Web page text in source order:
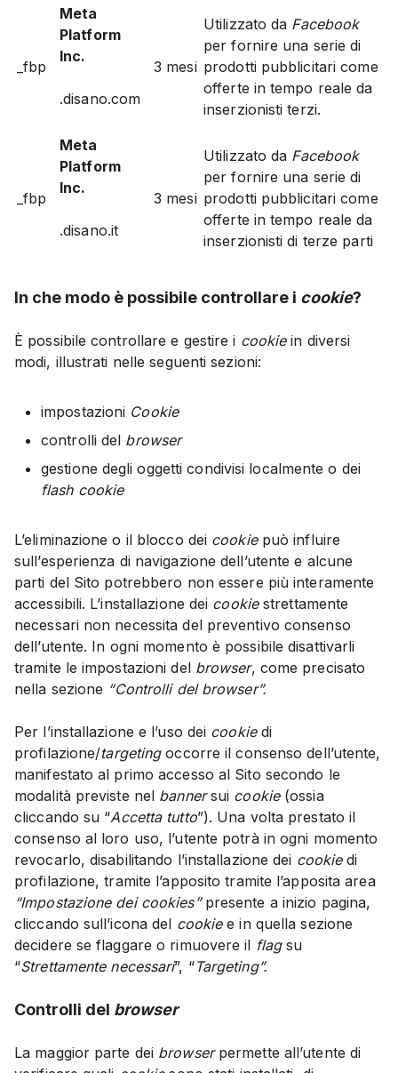
_fbp
Meta
Platform
Inc.
.disano.com
3 mesi
Utilizzato da Facebook
per fornire una serie di
prodotti pubblicitari come
offerte in tempo reale da
inserzionisti terzi.
_fbp
Meta
Platform
Inc.
.disano.it
3 mesi
Utilizzato da Facebook
per fornire una serie di
prodotti pubblicitari come
offerte in tempo reale da
inserzionisti di terze parti
In che modo è possibile controllare i cookie?
È possibile controllare e gestire i cookiein diversi
modi, illustrati nelle seguenti sezioni:
impostazioni Cookie
controlli del browser
gestione degli oggetti condivisi localmente o dei
flash cookie
L’eliminazione o il blocco dei cookiepuò influire
sull’esperienza di navigazione dell’utente e alcune
parti del Sito potrebbero non essere più interamente
accessibili. L’installazione dei cookiestrettamente
necessari non necessita del preventivo consenso
dell’utente. In ogni momento è possibile disattivarli
tramite le impostazioni del browser, come precisato
nella sezione “Controlli del browser”.
Per l’installazione e l’uso dei cookiedi
profilazione/targetingoccorre il consenso dell’utente,
manifestato al primo accesso al Sito secondo le
modalità previste nel bannersui cookie(ossia
cliccando su “Accetta tutto”). Una volta prestato il
consenso al loro uso, l’utente potrà in ogni momento
revocarlo, disabilitando l’installazione dei cookiedi
profilazione, tramite l’apposito tramite l’apposita area
“Impostazione dei cookies”presente a inizio pagina,
cliccando sull’icona del cookiee in quella sezione
decidere se flaggare o rimuovere il flagsu
“Strettamente necessari”, “Targeting”.
Controlli del browser
La maggior parte dei browserpermette all’utente di